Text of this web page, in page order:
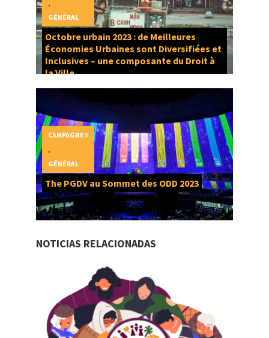
Octobre urbain 2023 : de Meilleures
Économies Urbaines sont Diversifiées et
Inclusives – une composante du Droit à
la Ville
GÉNÉRAL
The PGDV au Sommet des ODD 2023
CAMPAGNES
GÉNÉRAL
NOTICIAS RELACIONADAS